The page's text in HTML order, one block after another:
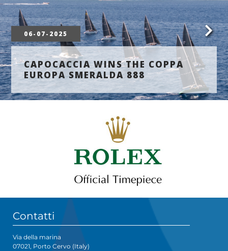
06-07-2025
CAPOCACCIA WINS THE COPPA
EUROPA SMERALDA 888
Contatti
Via della marina
07021, Porto Cervo (Italy)